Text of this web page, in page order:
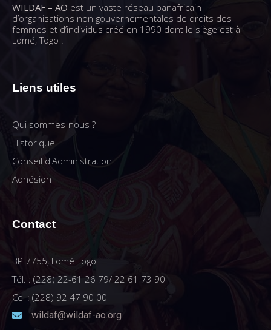
WILDAF – AO est un vaste réseau panafricain
d’organisations non gouvernementales de droits des
femmes et d’individus créé en 1990 dont le siège est à
Lomé, Togo .
Liens utiles
Qui sommes-nous ?
Historique
Conseil d'Administration
Adhésion
Contact
BP 7755, Lomé Togo
Tél. : (228) 22-61 26 79/ 22 61 73 90
Cel : (228) 92 47 90 00
wildaf@wildaf-ao.org